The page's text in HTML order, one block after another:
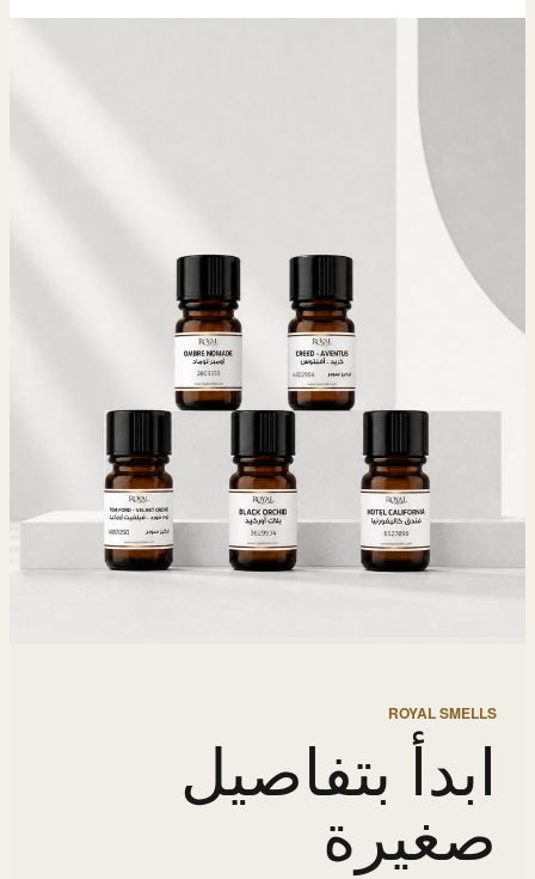
ROYAL SMELLS
ابدأ بتفاصيل
صغيرة